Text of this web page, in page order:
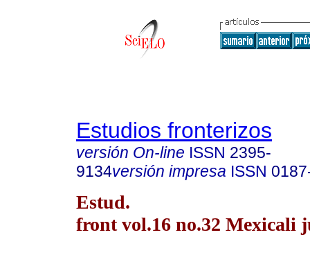
Estudios fronterizos
versión On-line ISSN 2395-
9134versión impresa ISSN
Estud.
front vol.16 no.32 Mexicali